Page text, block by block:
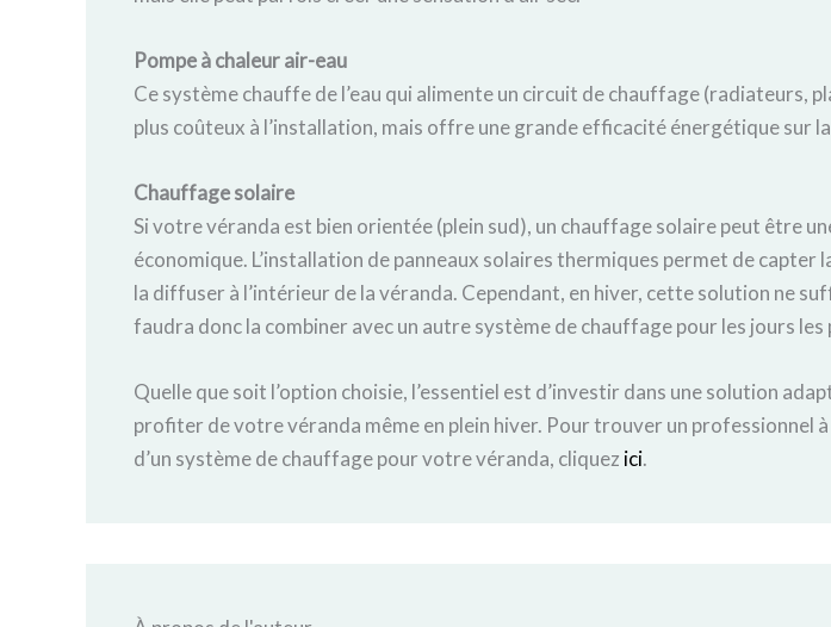
Pompe à chaleur air-eau
Ce système chauffe de l’eau qui alimente un circuit de chauffage (radiateurs,
plus coûteux à l’installation, mais offre une grande efficacité énergétique sur
Chauffage solaire
Si votre véranda est bien orientée (plein sud), un chauffage solaire peut être
économique. L’installation de panneaux solaires thermiques permet de capter
la diffuser à l’intérieur de la véranda. Cependant, en hiver, cette solution ne
faudra donc la combiner avec un autre système de chauffage pour les jours les
Quelle que soit l’option choisie, l’essentiel est d’investir dans une solution
profiter de votre véranda même en plein hiver. Pour trouver un professionnel
d’un système de chauffage pour votre véranda, cliquez ici.